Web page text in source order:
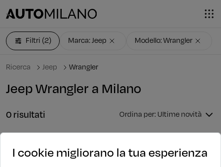
Ricerca Jeep Wrangler
Jeep Wrangler a Milano
Filtri (2) Marca: Jeep Modello: Wrangler
0 risultati Ordina per: Ultime novità
I cookie migliorano la tua esperienza